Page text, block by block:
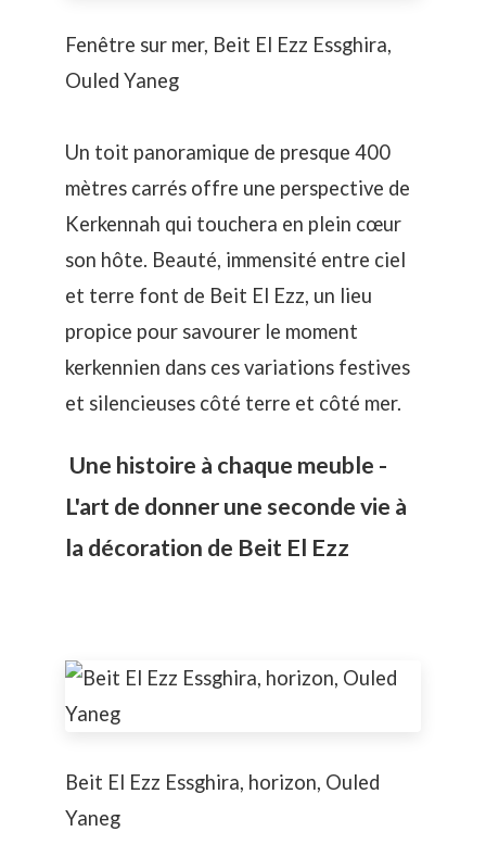
Fenêtre sur mer, Beit El Ezz Essghira,
Ouled Yaneg
Un toit panoramique de presque 400
mètres carrés offre une perspective de
Kerkennah qui touchera en plein cœur
son hôte. Beauté, immensité entre ciel
et terre font de Beit El Ezz, un lieu
propice pour savourer le moment
kerkennien dans ces variations festives
et silencieuses côté terre et côté mer.
Une histoire à chaque meuble -
L'art de donner une seconde vie à
la décoration de Beit El Ezz
Beit El Ezz Essghira, horizon, Ouled
Yaneg